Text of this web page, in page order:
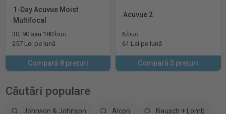
1-Day Acuvue Moist
Multifocal
30, 90 sau 180 buc
257 Lei pe lună
Compară 8 prețuri
Acuvue 2
6 buc
61 Lei pe lună
Compară 5 prețuri
Căutări populare
Johnson & Johnson Alcon
Bausch + Lomb